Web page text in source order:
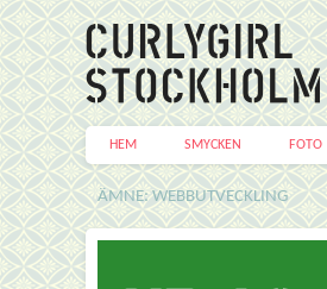
HEM SMYCKEN FOTO
ÄMNE: WEBBUTVECKLING